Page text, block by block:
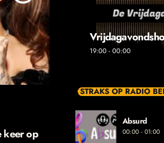
keer op
19:00 - 00:00
STRAKS OP RADIO
Absurd
00:00 - 01:00